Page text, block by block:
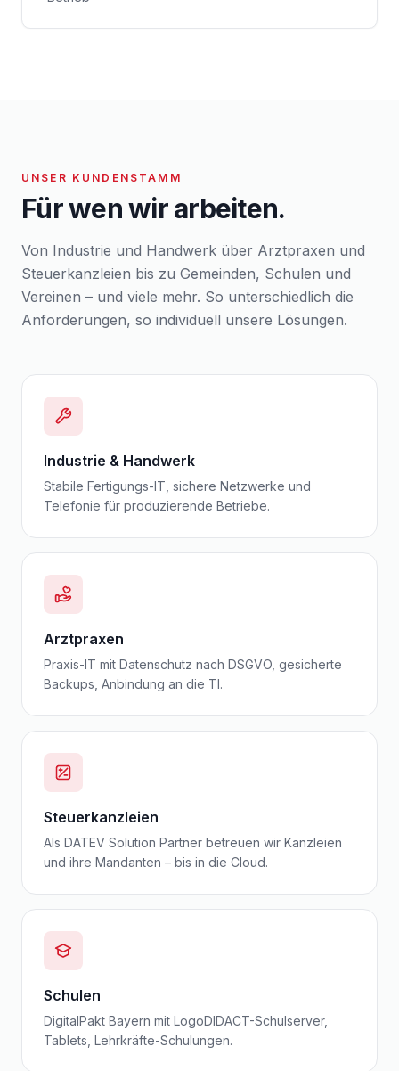
UNSER KUNDENSTAMM
Für wen wir arbeiten.
Von Industrie und Handwerk über Arztpraxen und
Steuerkanzleien bis zu Gemeinden, Schulen und
Vereinen – und viele mehr. So unterschiedlich die
Anforderungen, so individuell unsere Lösungen.
Industrie & Handwerk
Stabile Fertigungs-IT, sichere Netzwerke und
Telefonie für produzierende Betriebe.
Arztpraxen
Praxis-IT mit Datenschutz nach DSGVO, gesicherte
Backups, Anbindung an die TI.
Steuerkanzleien
Als DATEV Solution Partner betreuen wir Kanzleien
und ihre Mandanten – bis in die Cloud.
Schulen
DigitalPakt Bayern mit LogoDIDACT-Schulserver,
Tablets, Lehrkräfte-Schulungen.